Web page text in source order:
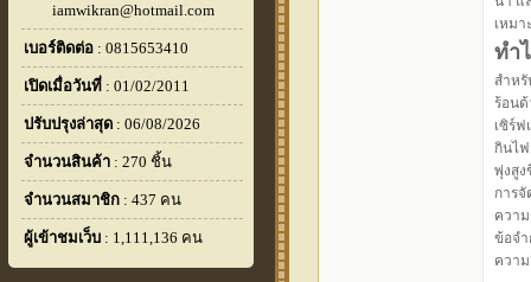
iamwikran@hotmail.com
เบอร์ติดต่อ : 0815653410
เปิดเมื่อวันที่ : 01/02/2011
ปรับปรุงล่าสุด : 06/08/2026
จำนวนสินค้า : 270 ชิ้น
จำนวนสมาชิก : 437 คน
ผู้เข้าชมเว็บ : 1,111,136 คน
เหม
ทำ
สำหรั
ร้อนด้
เซิร์
กินไฟ
พุ่งสูง
การ
ควา
ข้อจำ
ควา